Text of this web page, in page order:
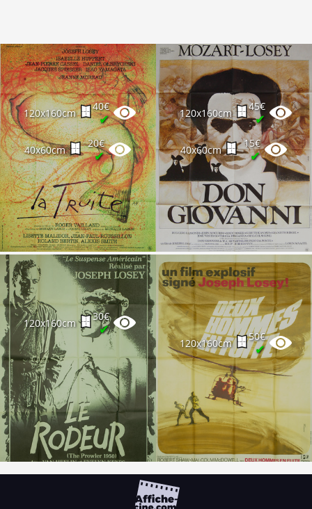
120x160cm
40€
✔
40x60cm
20€
✔
120x160cm
45€
✔
40x60cm
15€
✔
120x160cm
30€
✔
120x160cm
50€
✔